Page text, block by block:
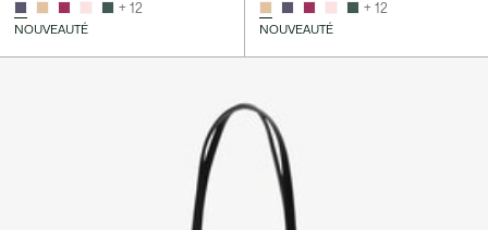
+ 12
NOUVEAUTÉ
+ 12
NOUVEAUTÉ